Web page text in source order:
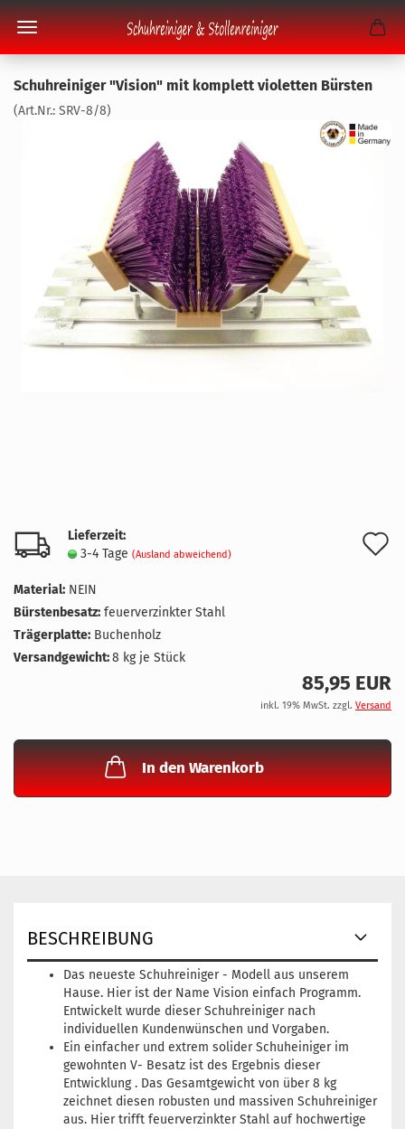
Schuh­rei­ni­ger "Vi­si­on" mit kom­plett vio­let­ten Bürs­ten
(Art.Nr.: SRV-8/8)
Lieferzeit:
3-4 Tage (Ausland abweichend)
Material: NEIN
Bürstenbesatz: feuerverzinkter Stahl
Trägerplatte: Buchenholz
Versandgewicht:8 kg je Stück
85,95 EUR
inkl. 19% MwSt. zzgl. Versand
In den Warenkorb
BESCHREIBUNG
Das neueste Schuhreiniger - Modell aus unserem
Hause. Hier ist der Name Vision einfach Programm.
Entwickelt wurde dieser Schuhreiniger nach
individuellen Kundenwünschen und Vorgaben.
Ein einfacher und extrem solider Schuheiniger im
gewohnten V- Besatz ist des Ergebnis dieser
Entwicklung . Das Gesamtgewicht von über 8 kg
zeichnet diesen robusten und massiven Schuhreiniger
aus. Hier trifft feuerverzinkter Stahl auf hochwertige